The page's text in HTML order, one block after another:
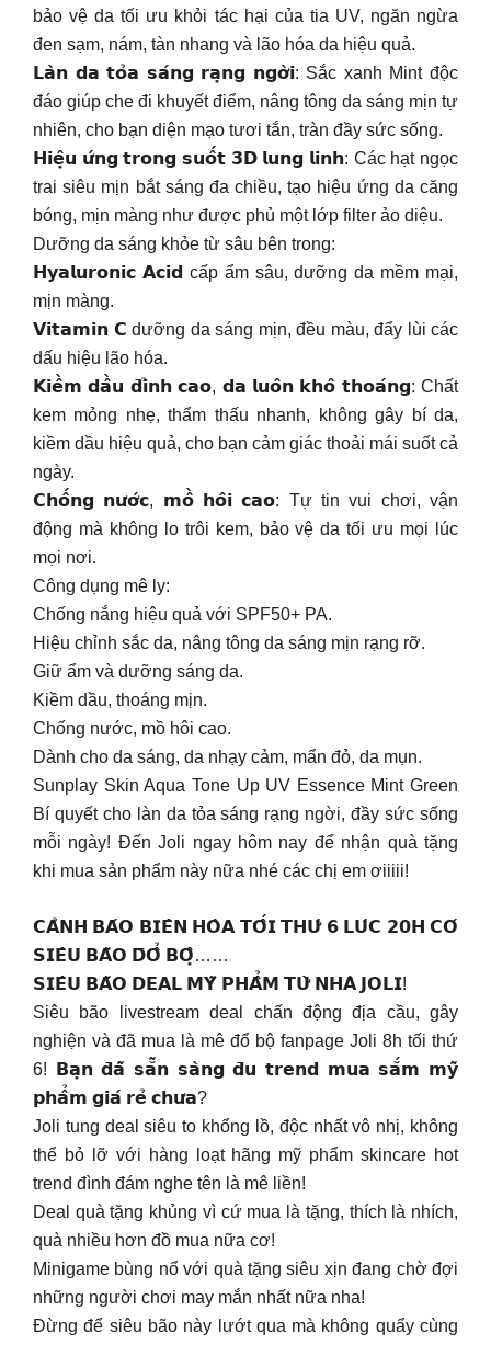
bảo vệ da tối ưu khỏi tác hại của tia UV, ngăn ngừa
đen sạm, nám, tàn nhang và lão hóa da hiệu quả.
𝗟𝗮̀𝗻 𝗱𝗮 𝘁𝗼̉𝗮 𝘀𝗮́𝗻𝗴 𝗿𝗮̣𝗻𝗴 𝗻𝗴𝗼̛̀𝗶: Sắc xanh Mint độc
đáo giúp che đi khuyết điểm, nâng tông da sáng mịn tự
nhiên, cho bạn diện mạo tươi tắn, tràn đầy sức sống.
𝗛𝗶𝗲̣̂𝘂 𝘂̛́𝗻𝗴 𝘁𝗿𝗼𝗻𝗴 𝘀𝘂𝗼̂́𝘁 𝟯𝗗 𝗹𝘂𝗻𝗴 𝗹𝗶𝗻𝗵: Các hạt ngọc
trai siêu mịn bắt sáng đa chiều, tạo hiệu ứng da căng
bóng, mịn màng như được phủ một lớp filter ảo diệu.
Dưỡng da sáng khỏe từ sâu bên trong:
𝗛𝘆𝗮𝗹𝘂𝗿𝗼𝗻𝗶𝗰 𝗔𝗰𝗶𝗱 cấp ẩm sâu, dưỡng da mềm mại,
mịn màng.
𝗩𝗶𝘁𝗮𝗺𝗶𝗻 𝗖 dưỡng da sáng mịn, đều màu, đẩy lùi các
dấu hiệu lão hóa.
𝗞𝗶𝗲̂̀𝗺 𝗱𝗮̂̀𝘂 𝗱̄𝗶̉𝗻𝗵 𝗰𝗮𝗼, 𝗱𝗮 𝗹𝘂𝗼̂𝗻 𝗸𝗵𝗼̂ 𝘁𝗵𝗼𝗮́𝗻𝗴: Chất
kem mỏng nhẹ, thẩm thấu nhanh, không gây bí da,
kiềm dầu hiệu quả, cho bạn cảm giác thoải mái suốt cả
ngày.
𝗖𝗵𝗼̂́𝗻𝗴 𝗻𝘂̛𝗼̛́𝗰, 𝗺𝗼̂̀ 𝗵𝗼̂𝗶 𝗰𝗮𝗼: Tự tin vui chơi, vận
động mà không lo trôi kem, bảo vệ da tối ưu mọi lúc
mọi nơi.
Công dụng mê ly:
Chống nắng hiệu quả với SPF50+ PA.
Hiệu chỉnh sắc da, nâng tông da sáng mịn rạng rỡ.
Giữ ẩm và dưỡng sáng da.
Kiềm dầu, thoáng mịn.
Chống nước, mồ hôi cao.
Dành cho da sáng, da nhạy cảm, mẩn đỏ, da mụn.
Sunplay Skin Aqua Tone Up UV Essence Mint Green
Bí quyết cho làn da tỏa sáng rạng ngời, đầy sức sống
mỗi ngày! Đến Joli ngay hôm nay để nhận quà tặng
khi mua sản phẩm này nữa nhé các chị em ơiiiii!
𝗖𝗔̉𝗡𝗛 𝗕𝗔́𝗢 𝗕𝗜𝗘̂𝗡 𝗛𝗢̀𝗔 𝗧𝗢̂́𝗜 𝗧𝗛𝗨̛́ 𝟲 𝗟𝗨́𝗖 𝟮𝟬𝗛 𝗖𝗢́
𝗦𝗜𝗘̂𝗨 𝗕𝗔̃𝗢 𝗗̄𝗢̂̉ 𝗕𝗢̣̂……
𝗦𝗜𝗘̂𝗨 𝗕𝗔̃𝗢 𝗗𝗘𝗔𝗟 𝗠𝗬̃ 𝗣𝗛𝗔̂̉𝗠 𝗧𝗨̛̀ 𝗡𝗛𝗔̀ 𝗝𝗢𝗟𝗜!
Siêu bão livestream deal chấn động địa cầu, gây
nghiện và đã mua là mê đổ bộ fanpage Joli 8h tối thứ
6! 𝗕𝗮̣𝗻 𝗱̄𝗮̃ 𝘀𝗮̆̃𝗻 𝘀𝗮̀𝗻𝗴 𝗱̄𝘂 𝘁𝗿𝗲𝗻𝗱 𝗺𝘂𝗮 𝘀𝗮̆́𝗺 𝗺𝘆̃
𝗽𝗵𝗮̂̉𝗺 𝗴𝗶𝗮́ 𝗿𝗲̉ 𝗰𝗵𝘂̛𝗮?
Joli tung deal siêu to khổng lồ, độc nhất vô nhị, không
thể bỏ lỡ với hàng loạt hãng mỹ phẩm skincare hot
trend đình đám nghe tên là mê liền!
Deal quà tặng khủng vì cứ mua là tặng, thích là nhích,
quà nhiều hơn đồ mua nữa cơ!
Minigame bùng nổ với quà tặng siêu xịn đang chờ đợi
những người chơi may mắn nhất nữa nha!
Đừng để siêu bão này lướt qua mà không quẩy cùng